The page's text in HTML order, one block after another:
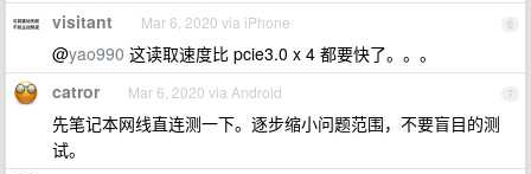
6
visitant Mar 6, 2020 via iPhone
@yao990 这读取速度比 pcie3.0 x 4 都要快了。。。
7
catror Mar 6, 2020 via Android
先笔记本网线直连测一下。逐步缩小问题范围，不要盲目的测
试。